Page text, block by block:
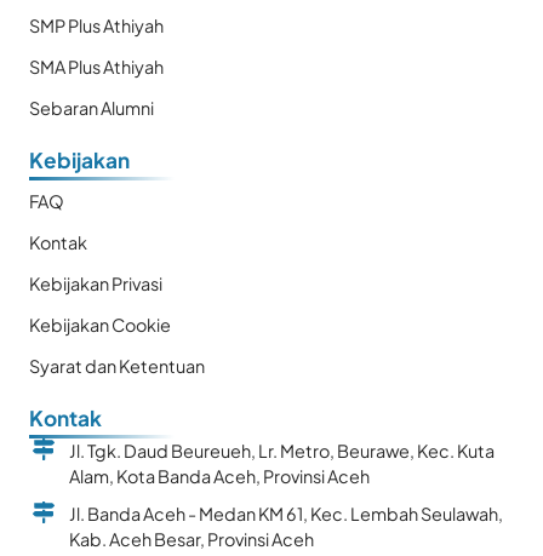
SMP Plus Athiyah
SMA Plus Athiyah
Sebaran Alumni
Kebijakan
FAQ
Kontak
Kebijakan Privasi
Kebijakan Cookie
Syarat dan Ketentuan
Kontak
Jl. Tgk. Daud Beureueh, Lr. Metro, Beurawe, Kec. Kuta
Alam, Kota Banda Aceh, Provinsi Aceh
Jl. Banda Aceh - Medan KM 61, Kec. Lembah Seulawah,
Kab. Aceh Besar, Provinsi Aceh